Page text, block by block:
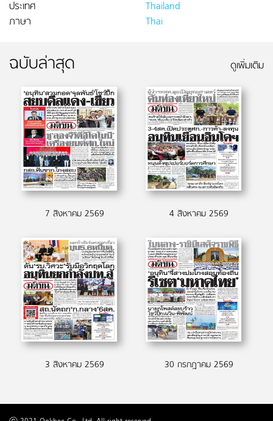
ประเทศ
Thailand
ภาษา
Thai
ฉบับล่าสุด ดูเพิ่มเติม
7 สิงหาคม 2569 4 สิงหาคม 2569
3 สิงหาคม 2569 30 กรกฎาคม 2569